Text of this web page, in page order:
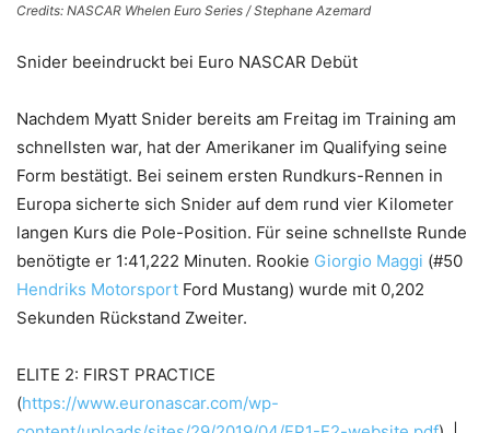
Credits: NASCAR Whelen Euro Series / Stephane Azemard
Snider beeindruckt bei Euro NASCAR Debüt
Nachdem Myatt Snider bereits am Freitag im Training am
schnellsten war, hat der Amerikaner im Qualifying seine
Form bestätigt. Bei seinem ersten Rundkurs-Rennen in
Europa sicherte sich Snider auf dem rund vier Kilometer
langen Kurs die Pole-Position. Für seine schnellste Runde
benötigte er 1:41,222 Minuten. Rookie Giorgio Maggi (#50
Hendriks Motorsport Ford Mustang) wurde mit 0,202
Sekunden Rückstand Zweiter.
ELITE 2: FIRST PRACTICE
(https://www.euronascar.com/wp-